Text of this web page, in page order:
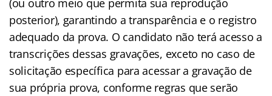
posterior), garantindo a transparência e o registro
adequado da prova. O candidato não terá acesso a
transcrições dessas gravações, exceto no caso de
solicitação específica para acessar a gravação de
sua própria prova, conforme regras que serão